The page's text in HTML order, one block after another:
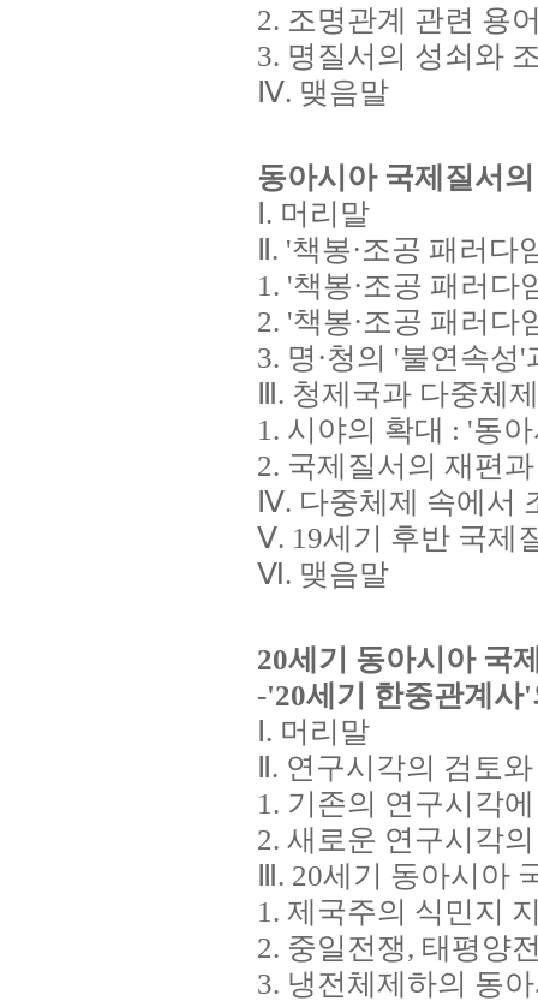
2. 조명관계 관련 용
3. 명질서의 성쇠와
Ⅳ. 맺음말
동아시아 국제질서
Ⅰ. 머리말
Ⅱ. '책봉·조공 패러
1. '책봉·조공 패러다
2. '책봉·조공 패러다
3. 명·청의 '불연속성'
Ⅲ. 청제국과 다중체
1. 시야의 확대 : '동
2. 국제질서의 재편
Ⅳ. 다중체제 속에서
Ⅴ. 19세기 후반 국제
Ⅵ. 맺음말
20세기 동아시아 국
-'20세기 한중관계사
Ⅰ. 머리말
Ⅱ. 연구시각의 검토
1. 기존의 연구시각
2. 새로운 연구시각
Ⅲ. 20세기 동아시아
1. 제국주의 식민지
2. 중일전쟁, 태평양
3. 냉전체제하의 동